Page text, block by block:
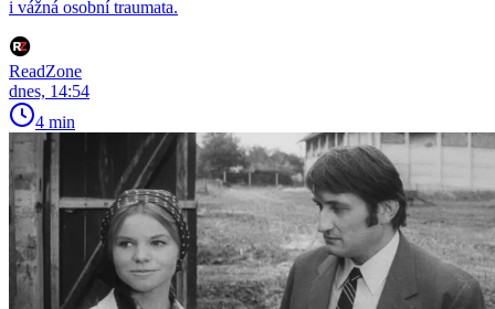
i vážná osobní traumata.
ReadZone
dnes, 14:54
4 min